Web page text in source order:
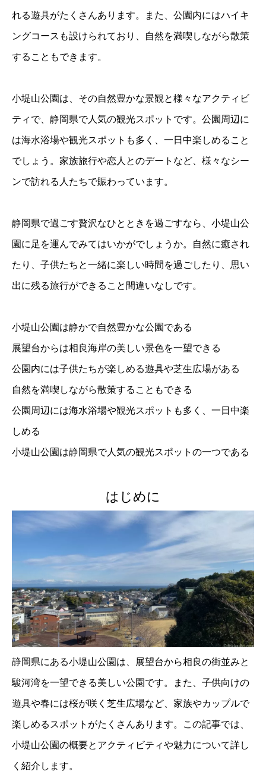
れる遊具がたくさんあります。また、公園内にはハイキ
ングコースも設けられており、自然を満喫しながら散策
することもできます。
小堤山公園は、その自然豊かな景観と様々なアクティビ
ティで、静岡県で人気の観光スポットです。公園周辺に
は海水浴場や観光スポットも多く、一日中楽しめること
でしょう。家族旅行や恋人とのデートなど、様々なシー
ンで訪れる人たちで賑わっています。
静岡県で過ごす贅沢なひとときを過ごすなら、小堤山公
園に足を運んでみてはいかがでしょうか。自然に癒され
たり、子供たちと一緒に楽しい時間を過ごしたり、思い
出に残る旅行ができること間違いなしです。
小堤山公園は静かで自然豊かな公園である
展望台からは相良海岸の美しい景色を一望できる
公園内には子供たちが楽しめる遊具や芝生広場がある
自然を満喫しながら散策することもできる
公園周辺には海水浴場や観光スポットも多く、一日中楽
しめる
小堤山公園は静岡県で人気の観光スポットの一つである
はじめに
静岡県にある小堤山公園は、展望台から相良の街並みと
駿河湾を一望できる美しい公園です。また、子供向けの
遊具や春には桜が咲く芝生広場など、家族やカップルで
楽しめるスポットがたくさんあります。この記事では、
小堤山公園の概要とアクティビティや魅力について詳し
く紹介します。